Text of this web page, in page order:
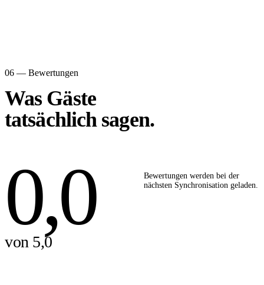
06 — Bewertungen
Was Gäste
tatsächlich sagen.
0,0
von 5,0
Bewertungen werden bei der
nächsten Synchronisation geladen.